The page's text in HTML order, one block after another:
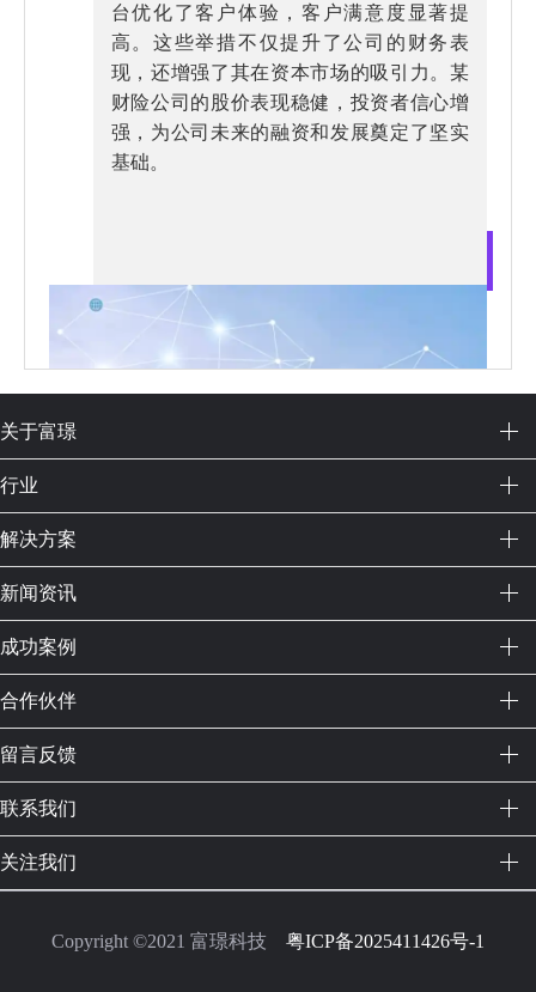
台优化了客户体验，客户满意度显著提
高。这些举措不仅提升了公司的财务表
现，还增强了其在资本市场的吸引力。某
财险公司的股价表现稳健，投资者信心增
强，为公司未来的融资和发展奠定了坚实
基础。
资本市场
产业集团
制和资源优化，运营效率提升25%。这些
关于富璟
行业
解决方案
新闻资讯
成功案例
合作伙伴
留言反馈
联系我们
关注我们
Copyright ©2021 富璟科技 粤ICP备2025411426号-1